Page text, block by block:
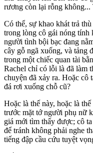
rương còn lại rỗng không...
Có thể, sự khao khát trả
trong lòng cô gái nóng tính
người tình bội bạc đang
cây gỗ ngã xuống, và tảng
trong một chiếc quan tài
Rachel chỉ có lỗi là đã làm
chuyện đã xảy ra. Hoặc cô
đá rơi xuống chỗ cũ?
Hoặc là thế này, hoặc là
trước mặt tớ người phụ nữ
giá mới tìm thấy được; cô
để tránh không phải nghe
tiếng đập cầu cứu tuyệt